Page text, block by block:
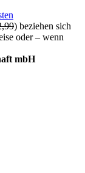
) beziehen sich
oder – wenn
mbH